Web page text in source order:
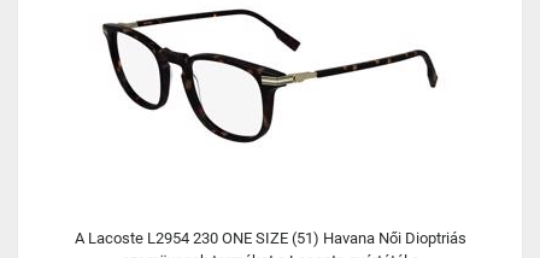
A Lacoste L2954 230 ONE SIZE (51) Havana Női Dioptriás